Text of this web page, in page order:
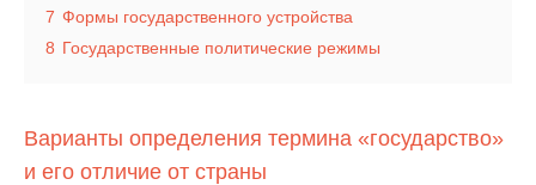
7 Формы государственного устройства
8 Государственные политические режимы
Варианты определения термина «государство»
и его отличие от страны